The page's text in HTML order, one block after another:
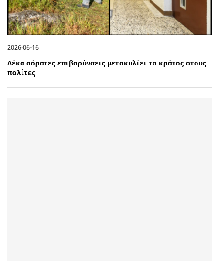
2026-06-16
Δέκα αόρατες επιβαρύνσεις μετακυλίει το κράτος στους
πολίτες